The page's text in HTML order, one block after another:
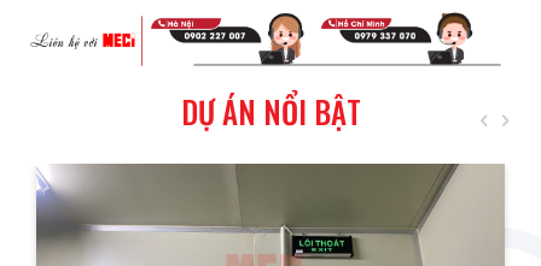
DỰ ÁN NỔI BẬT prev